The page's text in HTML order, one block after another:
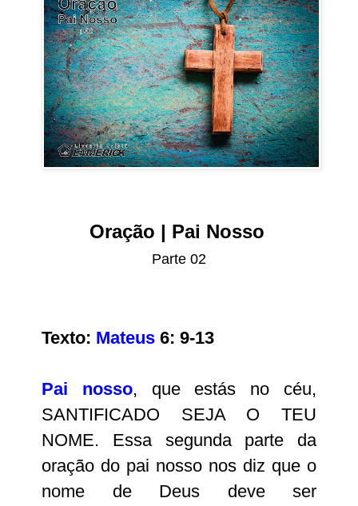
Oração | Pai Nosso
Parte 02
Texto: Mateus 6: 9-13
Pai nosso, que estás no céu,
SANTIFICADO SEJA O TEU
NOME. Essa segunda parte da
oração do pai nosso nos diz que o
nome de Deus deve ser